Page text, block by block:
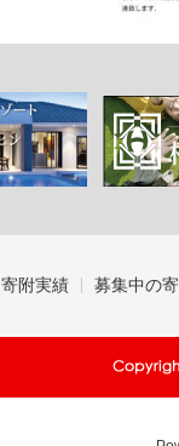
寄附実績 募集中の